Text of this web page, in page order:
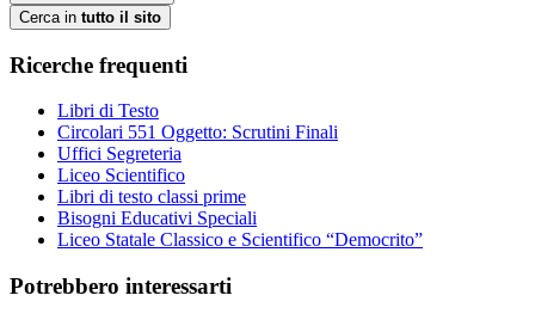
Cerca in tutto il sito
Ricerche frequenti
Libri di Testo
Circolari 551 Oggetto: Scrutini Finali
Uffici Segreteria
Liceo Scientifico
Libri di testo classi prime
Bisogni Educativi Speciali
Liceo Statale Classico e Scientifico “Democrito”
Potrebbero interessarti